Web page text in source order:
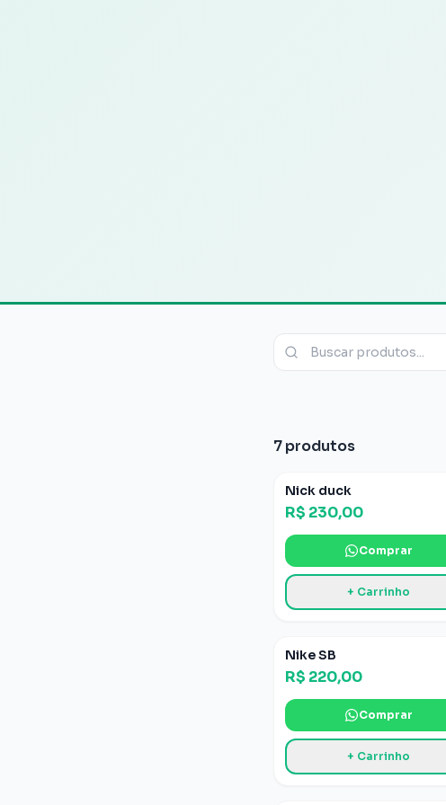
7 produtos
Nick duck
R$ 230,00
Comprar
+ Carrinho
Nike SB
R$ 220,00
Comprar
+ Carrinho